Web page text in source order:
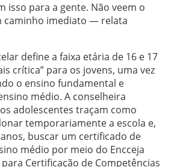
isso para a gente. Não veem o
caminho imediato — relata
define a faixa etária de 16 e 17
crítica” para os jovens, uma vez
o ensino fundamental e
médio. A conselheira
adolescentes traçam como
temporariamente a escola e,
buscar um certificado de
médio por meio do Encceja
Certificação de Competências